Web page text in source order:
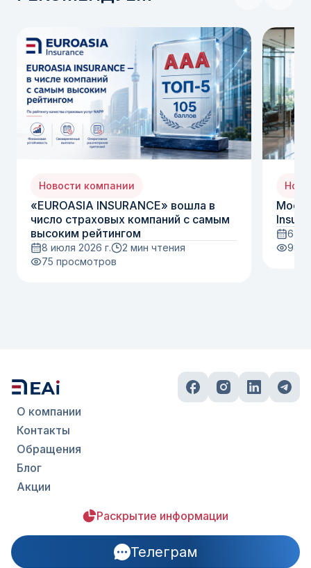
Новости компании
«EUROASIA INSURANCE» вошла в
число страховых компаний с самым
высоким рейтингом
8 июля 2026 г.
2 мин чтения
75 просмотров
6
98
О компании
Контакты
Обращения
Блог
Акции
Раскрытие информации
Телеграм